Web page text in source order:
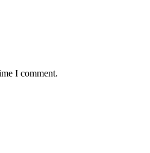
I comment.